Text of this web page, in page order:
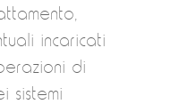
incaricati
di
sistemi